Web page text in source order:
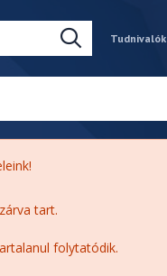
Tudnivalók
tart.
folytatódik.